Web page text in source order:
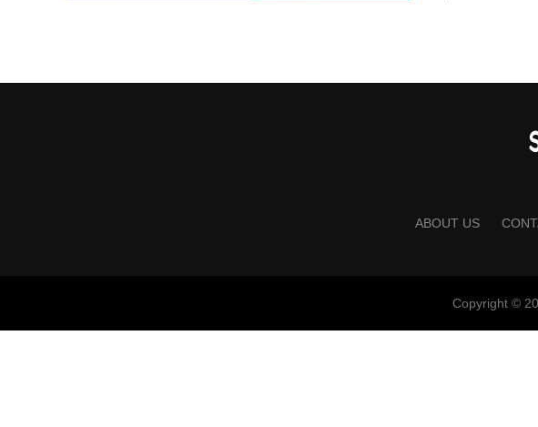
ABOUT US
Copyright ©